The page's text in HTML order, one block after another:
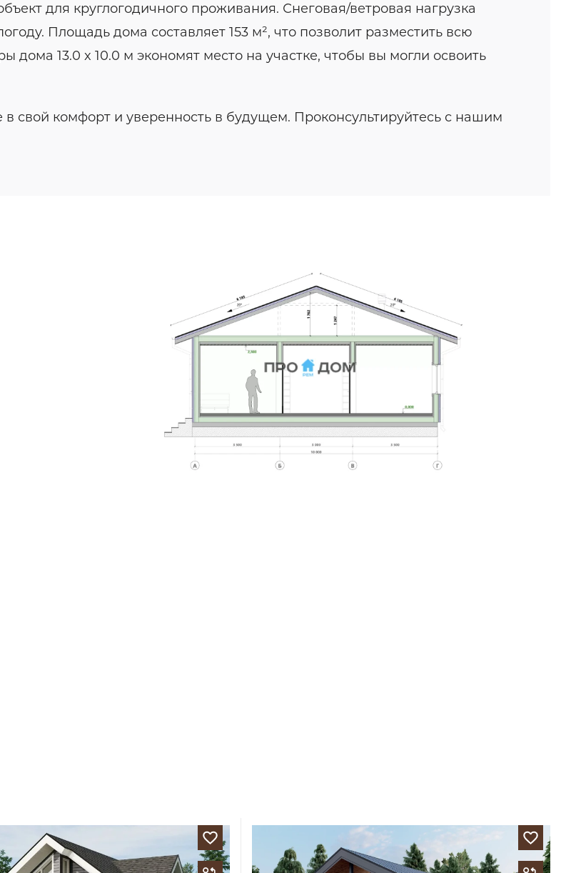
для круглогодичного проживания. Снеговая/ветровая нагрузка
Площадь дома составляет 153 м², что позволит разместить всю
13.0 x 10.0 м экономят место на участке, чтобы вы могли освоить
комфорт и уверенность в будущем. Проконсультируйтесь с нашим